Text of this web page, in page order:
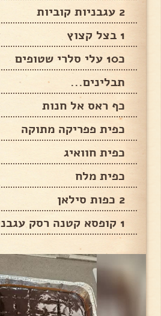
2 עגבניות קוביות
1 בצל קצוץ
כ10 עלי סלרי שטופים
תבלינים...
כף ראס אל חנות
כפית פפריקה מתוקה
כפית חוואיג
כפית מלח
2 כפות סילאן
1 קופסא קטנה רסק עגבניות